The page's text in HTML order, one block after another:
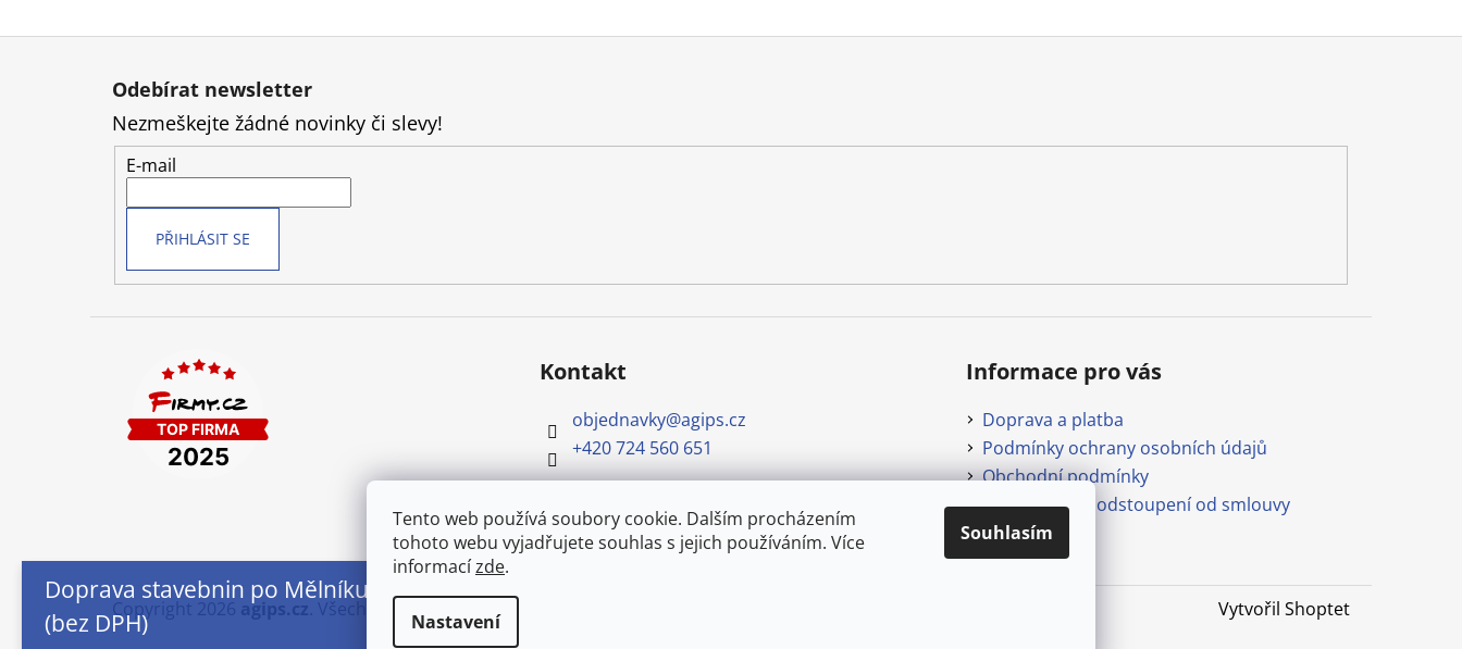
Tento web používá soubory cookie. Dalším procházením
tohoto webu vyjadřujete souhlas s jejich používáním. Více
informacízde.
Nastavení
Souhlasím
Doprava stavebnin po Mělníku od 250,- Kč.
(bez DPH)
Z
Odebírat newsletter
Nezmeškejte žádné novinky či slevy!
E-mail
PŘIHLÁSIT SE
Kontakt
objednavky@agips.cz
+420 724 560 651
Informace pro vás
Doprava a platba
Podmínky ochrany osobních údajů
Obchodní podmínky
Formulář pro odstoupení od smlouvy
Odkazy
Vytvořil Shoptet
Copyright 2026 agips.cz . Všechna práva vyhrazena.